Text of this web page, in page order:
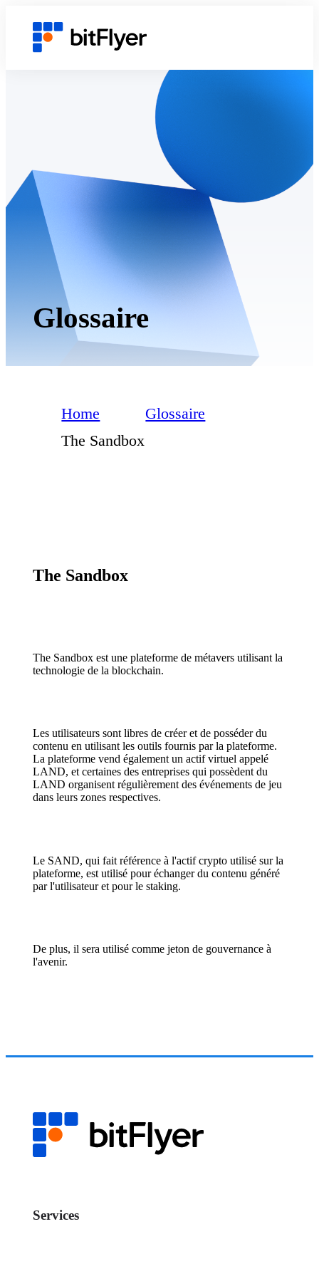
Glossaire
Home
Glossaire
The Sandbox
The Sandbox
The Sandbox est une plateforme de métavers utilisant la
technologie de la blockchain.
Les utilisateurs sont libres de créer et de posséder du
contenu en utilisant les outils fournis par la plateforme.
La plateforme vend également un actif virtuel appelé
LAND, et certaines des entreprises qui possèdent du
LAND organisent régulièrement des événements de jeu
dans leurs zones respectives.
Le SAND, qui fait référence à l'actif crypto utilisé sur la
plateforme, est utilisé pour échanger du contenu généré
par l'utilisateur et pour le staking.
De plus, il sera utilisé comme jeton de gouvernance à
l'avenir.
Services